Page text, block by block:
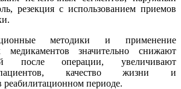
резекция с использованием приемов
методики и применение
медикаментов значительно снижают
после операции, увеличивают
качество жизни и
реабилитационном периоде.